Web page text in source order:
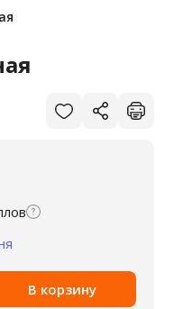
В корзину